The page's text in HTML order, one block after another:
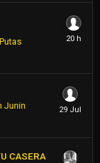
Junin
CASERA